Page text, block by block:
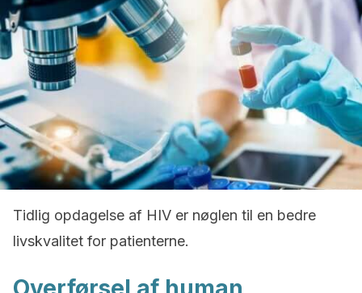
Tidlig opdagelse af HIV er nøglen til en bedre
livskvalitet for patienterne.